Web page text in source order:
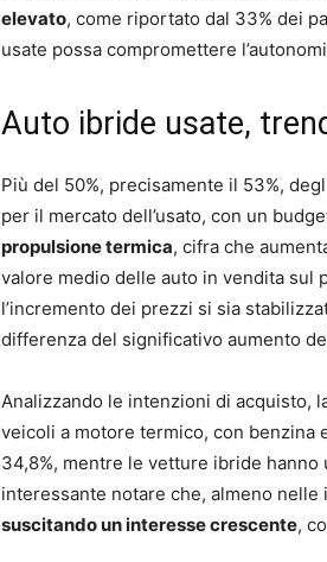
elevato, come riportato dal 33% dei
usate possa compromettere
Auto ibride usate,
Più del 50%, precisamente il 53%,
per il mercato dell’usato, con un
propulsione termica, cifra che
valore medio delle auto in vendita sul
l’incremento dei prezzi si sia
differenza del significativo aumento
Analizzando le intenzioni di acquisto,
veicoli a motore termico, con benzina
34,8%, mentre le vetture ibride hanno
interessante notare che, almeno nelle
suscitando un interesse crescente,